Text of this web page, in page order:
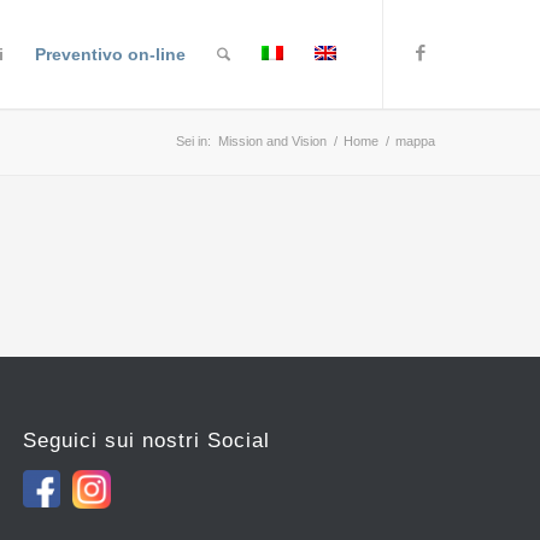
Preventivo on-line
Sei in: Mission and Vision / Home / mappa
Seguici sui nostri Social